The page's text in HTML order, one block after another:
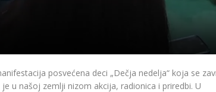
posvećena deci „Dečja nedelja“ koja se
u našoj zemlji nizom akcija, radionica i priredbi. U